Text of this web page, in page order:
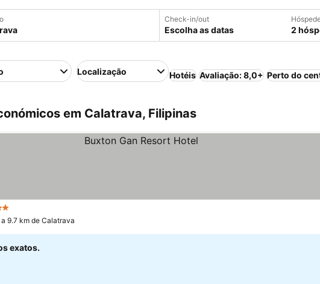
Check-in/out
Escolha as datas 2
Localização Hotéis Avaliação: 8,0+ Perto do
em Calatrava, Filipinas
9.7 km de Calatrava
exatos.